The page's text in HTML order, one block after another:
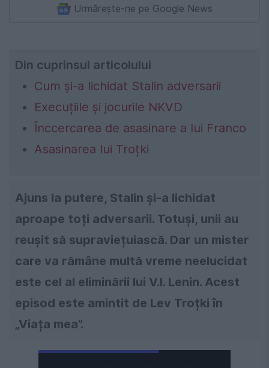
Urmărește-ne pe Google News
Din cuprinsul articolului
Cum și-a lichidat Stalin adversarii
Execuțiile și jocurile NKVD
Înccercarea de asasinare a lui Franco
Asasinarea lui Troțki
Ajuns la putere, Stalin și-a lichidat
aproape toți adversarii. Totuși, unii au
reușit să supraviețuiască. Dar un mister
care va rămâne multă vreme neelucidat
este cel al eliminării lui V.I. Lenin. Acest
episod este amintit de Lev Troțki în
„Viața mea”.